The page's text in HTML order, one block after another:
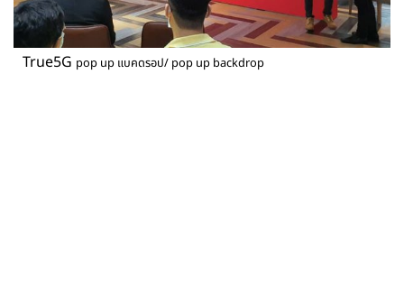
True5G pop up แบคดรอป/ pop up backdrop